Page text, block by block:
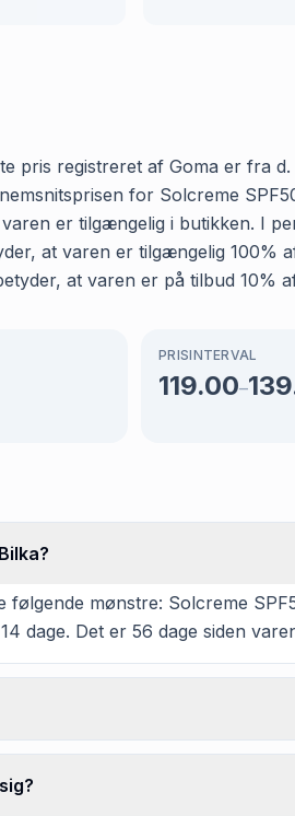
pris registreret af Goma er fra
for Solcreme
er tilgængelig i butikken. I
at varen er tilgængelig 100%
at varen er på tilbud 10%
PRISINTERVAL
119.00–
følgende mønstre: Solcreme
dage. Det er 56 dage siden